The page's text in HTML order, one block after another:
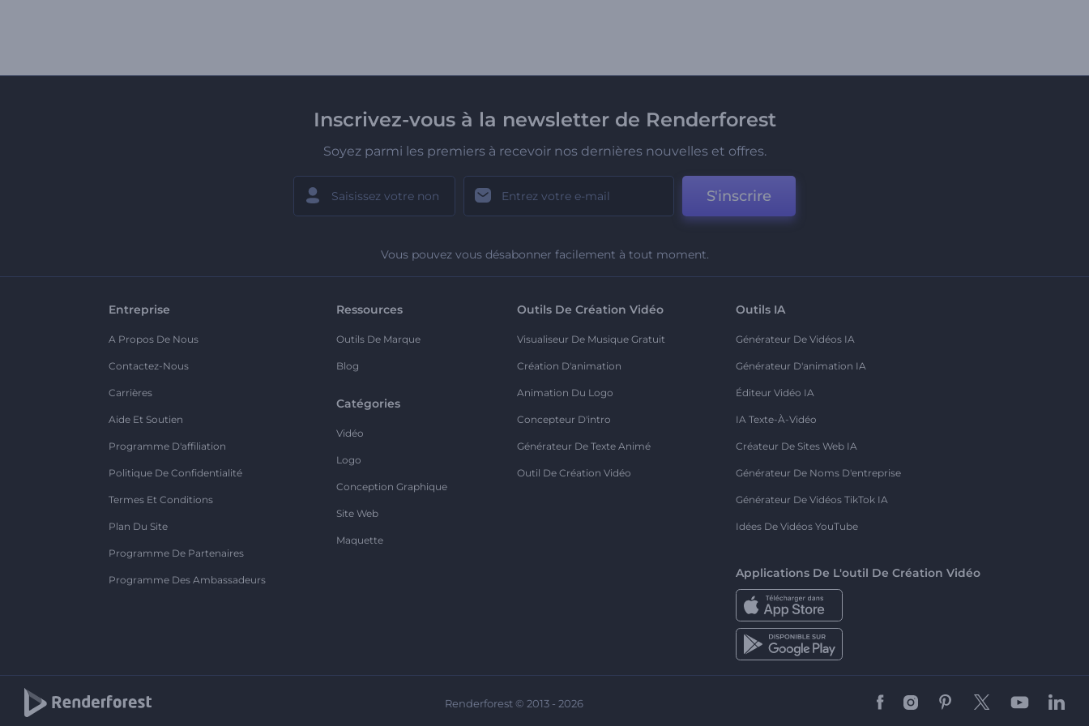
Inscrivez-vous à la newsletter de Renderforest
Soyez parmi les premiers à recevoir nos dernières nouvelles et offres.
S'inscrire
Vous pouvez vous désabonner facilement à tout moment.
Entreprise
A Propos De Nous
Contactez-Nous
Carrières
Aide Et Soutien
Programme D'affiliation
Politique De Confidentialité
Termes Et Conditions
Plan Du Site
Programme De Partenaires
Programme Des Ambassadeurs
Ressources
Outils De Marque
Blog
Catégories
Vidéo
Logo
Conception Graphique
Site Web
Maquette
Outils De Création Vidéo
Visualiseur De Musique Gratuit
Création D'animation
Animation Du Logo
Concepteur D'intro
Générateur De Texte Animé
Outil De Création Vidéo
Outils IA
Générateur De Vidéos IA
Générateur D'animation IA
Éditeur Vidéo IA
IA Texte-À-Vidéo
Créateur De Sites Web IA
Générateur De Noms D'entreprise
Générateur De Vidéos TikTok IA
Idées De Vidéos YouTube
Applications De L'outil De Création Vidéo
Renderforest © 2013 - 2026